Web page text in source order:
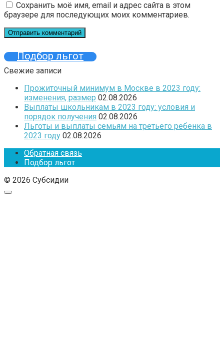
Сохранить моё имя, email и адрес сайта в этом
браузере для последующих моих комментариев.
Подбор льгот
Свежие записи
Прожиточный минимум в Москве в 2023 году:
изменения, размер 02.08.2026
Выплаты школьникам в 2023 году: условия и
порядок получения 02.08.2026
Льготы и выплаты семьям на третьего ребенка в
2023 году 02.08.2026
Обратная связь
Подбор льгот
© 2026 Субсидии